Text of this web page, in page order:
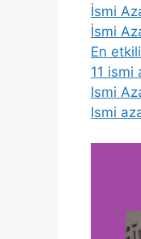
İsmi
İsmi
En
11 ismi
Ismi
Ismi